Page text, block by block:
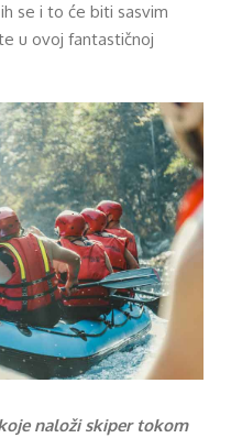
se i to će biti sasvim
u ovoj fantastičnoj
naloži skiper tokom